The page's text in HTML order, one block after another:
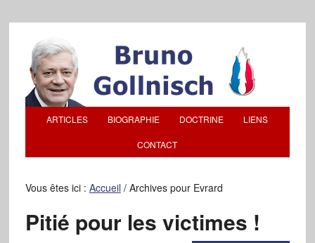
ARTICLES BIOGRAPHIE DOCTRINE LIENS
CONTACT
Vous êtes ici : Accueil /Archives pour Evrard
Pitié pour les victimes !